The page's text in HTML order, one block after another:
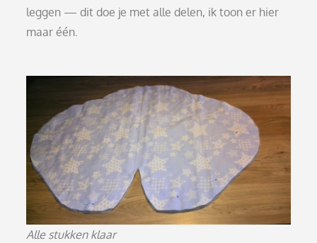
leggen — dit doe je met alle delen, ik toon er hier
maar één.
Alle stukken klaar